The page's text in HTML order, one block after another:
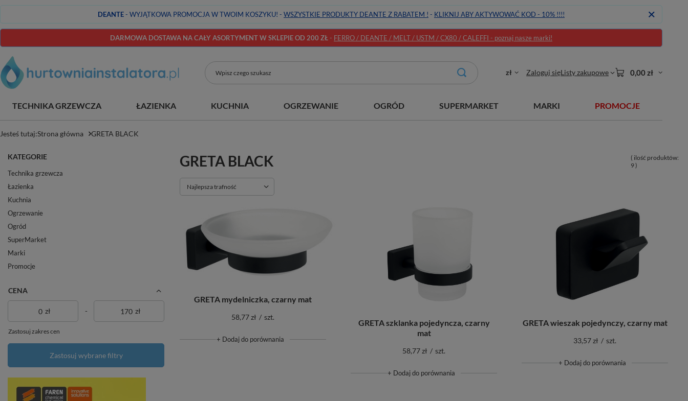
DEANTE- WYJĄTKOWA PROMOCJA W TWOIM KOSZYKU! - WSZYSTKIE PRODUKTY DEANTE Z RABATEM ! - KLIKNIJ ABY AKTYWOWAĆ KOD - 10% !!!!
DARMOWA DOSTAWA NA CAŁY ASORTYMENT W SKLEPIE OD 200 ZŁ- FERRO / DEANTE / MELT / USTM / CX80 / CALEFFI - poznaj nasze marki!
zł Zaloguj sięListy zakupowe 0,00 zł
TECHNIKA GRZEWCZA ŁAZIENKA KUCHNIA OGRZEWANIE OGRÓD SUPERMARKET MARKI PROMOCJE
Jesteś tutaj:Strona główna GRETA BLACK
KATEGORIE
Technika grzewcza
Łazienka
Kuchnia
Ogrzewanie
Ogród
SuperMarket
Marki
Promocje
CENA
zł - zł
Zastosuj zakres cen
Zastosuj wybrane filtry
GRETA BLACK
( ilość produktów:
9)
Zmień sortowanie
Najlepsza trafność
GRETA mydelniczka, czarny mat
58,77 zł / szt.
+ Dodaj do porównania
GRETA szklanka pojedyncza, czarny
mat
58,77 zł / szt.
+ Dodaj do porównania
GRETA wieszak pojedynczy, czarny mat
33,57 zł / szt.
+ Dodaj do porównania